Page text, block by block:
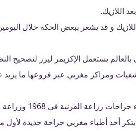
اللازيك.
و قد يشعر ببعض الحكة خلال
يستعمل الإكزيمر ليزر لتصحيح
ومراكز مغربي عبر فروعها ما
بتشريط القرنية في 1980. كما ابتكر أحد أطباء مغربي